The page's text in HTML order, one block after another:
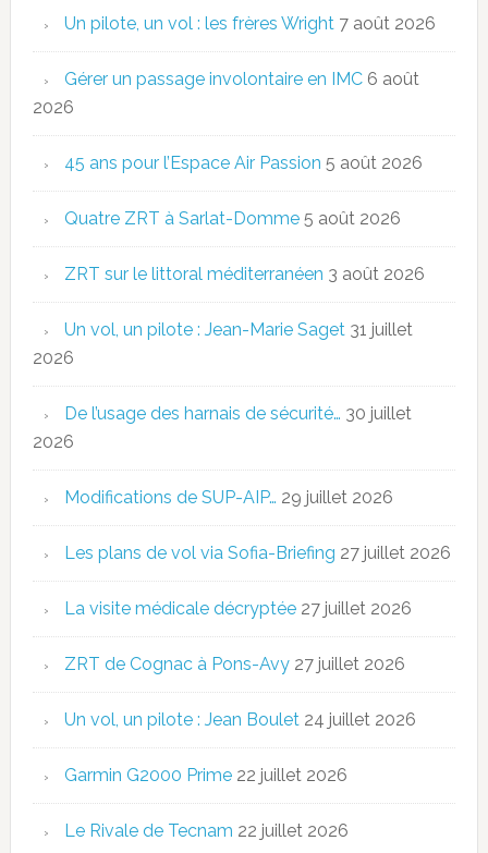
Un pilote, un vol : les frères Wright 7 août 2026
Gérer un passage involontaire en IMC 6 août
2026
45 ans pour l’Espace Air Passion 5 août 2026
Quatre ZRT à Sarlat-Domme 5 août 2026
ZRT sur le littoral méditerranéen 3 août 2026
Un vol, un pilote : Jean-Marie Saget 31 juillet
2026
De l’usage des harnais de sécurité… 30 juillet
2026
Modifications de SUP-AIP… 29 juillet 2026
Les plans de vol via Sofia-Briefing 27 juillet 2026
La visite médicale décryptée 27 juillet 2026
ZRT de Cognac à Pons-Avy 27 juillet 2026
Un vol, un pilote : Jean Boulet 24 juillet 2026
Garmin G2000 Prime 22 juillet 2026
Le Rivale de Tecnam 22 juillet 2026